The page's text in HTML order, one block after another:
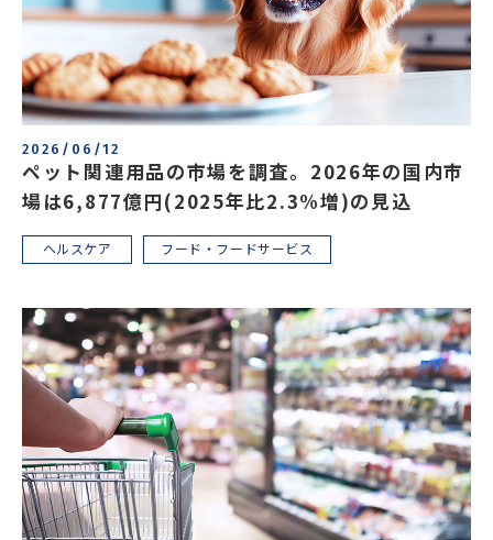
2026/06/12
ペット関連用品の市場を調査。2026年の国内市
場は6,877億円(2025年比2.3%増)の見込
ヘルスケア フード・フードサービス